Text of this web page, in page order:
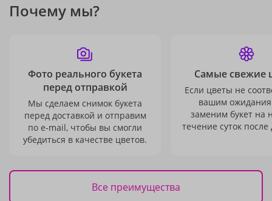
Почему мы?
Фото реального букета
перед отправкой
Мы сделаем снимок букета
перед доставкой и отправим
по e-mail, чтобы вы смогли
убедиться в качестве цветов.
Самые свежие
Если цветы не
вашим
заменим букет на
течение суток после
Все преимущества